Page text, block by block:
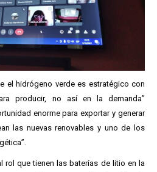
el hidrógeno verde es estratégico con
producir, no así en la demanda”
enorme para exportar y generar
las nuevas renovables y uno de los
rol que tienen las baterías de litio en la